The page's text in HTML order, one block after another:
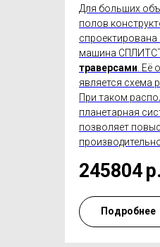
Для больших
полов
машина
траверсами .
является схема
При таком
планетарная
позволяет
245804р.
Подробнее